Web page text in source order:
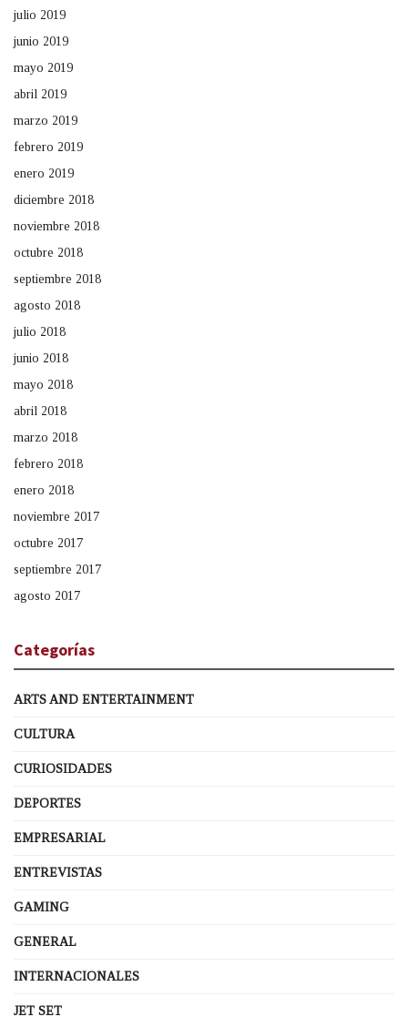
julio 2019
junio 2019
mayo 2019
abril 2019
marzo 2019
febrero 2019
enero 2019
diciembre 2018
noviembre 2018
octubre 2018
septiembre 2018
agosto 2018
julio 2018
junio 2018
mayo 2018
abril 2018
marzo 2018
febrero 2018
enero 2018
noviembre 2017
octubre 2017
septiembre 2017
agosto 2017
Categorías
ARTS AND ENTERTAINMENT
CULTURA
CURIOSIDADES
DEPORTES
EMPRESARIAL
ENTREVISTAS
GAMING
GENERAL
INTERNACIONALES
JET SET